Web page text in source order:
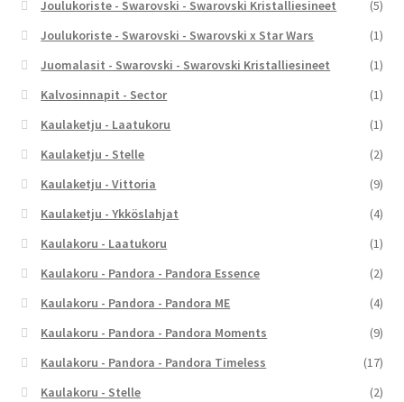
Joulukoriste - Swarovski - Swarovski Kristalliesineet
(5)
Joulukoriste - Swarovski - Swarovski x Star Wars
(1)
Juomalasit - Swarovski - Swarovski Kristalliesineet
(1)
Kalvosinnapit - Sector
(1)
Kaulaketju - Laatukoru
(1)
Kaulaketju - Stelle
(2)
Kaulaketju - Vittoria
(9)
Kaulaketju - Ykköslahjat
(4)
Kaulakoru - Laatukoru
(1)
Kaulakoru - Pandora - Pandora Essence
(2)
Kaulakoru - Pandora - Pandora ME
(4)
Kaulakoru - Pandora - Pandora Moments
(9)
Kaulakoru - Pandora - Pandora Timeless
(17)
Kaulakoru - Stelle
(2)